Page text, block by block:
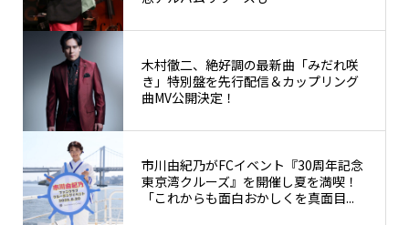
木村徹二、絶好調の最新曲「みだれ咲
き」特別盤を先行配信＆カップリング
曲MV公開決定！
市川由紀乃がFCイベント『30周年記念
東京湾クルーズ』を開催し夏を満喫！
「これからも面白おかしくを真面目...